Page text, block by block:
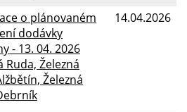
14.04.2026
o plánovaném
dodávky
- 13. 04. 2026
Ruda, Železná
Železná